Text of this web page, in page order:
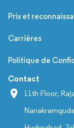
Prix et
Carrières
Politique de
Contact
11th Floor,